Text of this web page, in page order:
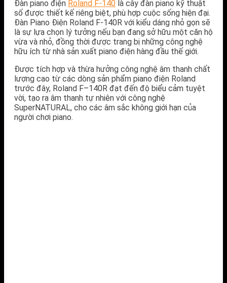
Đàn piano điện Roland F-140 là cây đàn piano kỹ thuật
số được thiết kế riêng biệt, phù hợp cuộc sống hiện đại.
Đàn Piano Điện Roland F-140R với kiểu dáng nhỏ gọn sẽ
là sự lựa chọn lý tưởng nếu bạn đang sở hữu một căn hộ
vừa và nhỏ, đồng thời được trang bị những công nghệ
hữu ích từ nhà sản xuất piano điện hàng đầu thế giới.
Được tích hợp và thừa hưởng công nghệ âm thanh chất
lượng cao từ các dòng sản phẩm piano điện Roland
trước đây, Roland F–140R đạt đến độ biểu cảm tuyệt
vời, tạo ra âm thanh tự nhiên với công nghệ
SuperNATURAL, cho các âm sắc không giới hạn của
người chơi piano.